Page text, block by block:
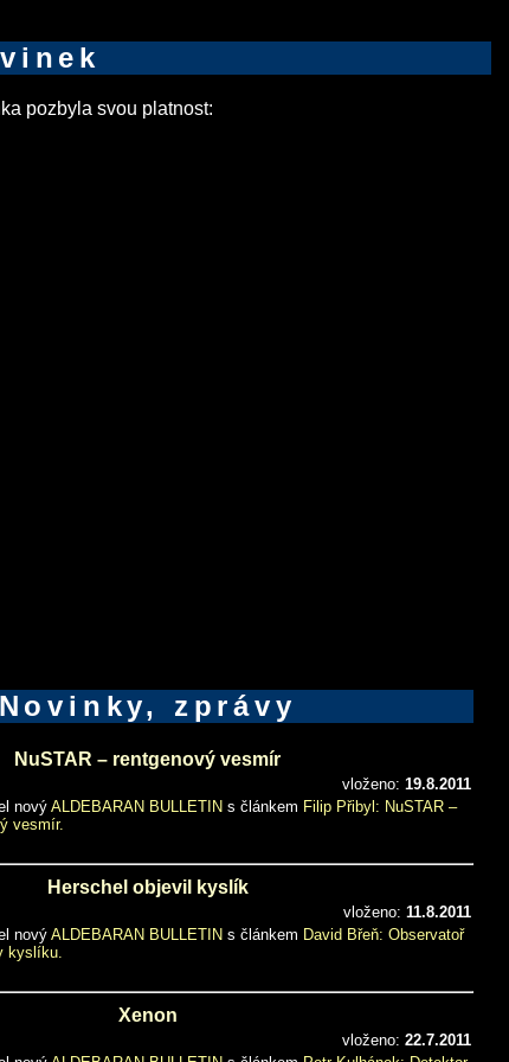
pozbyla svou platnost:
Novinky, zprávy
NuSTAR – rentgenový vesmír
vloženo: 19.8.2011
novýALDEBARAN BULLETIN s článkem Filip Přibyl: NuSTAR –
vesmír.
Herschel objevil kyslík
vloženo: 11.8.2011
novýALDEBARAN BULLETIN s článkem David Břeň: Observatoř
kyslíku.
Xenon
vloženo: 22.7.2011